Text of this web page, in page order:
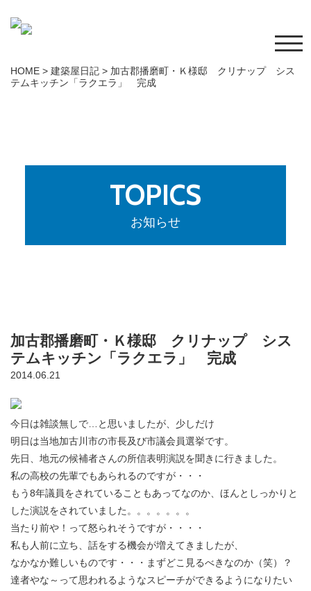
HOME > 建築屋日記 > 加古郡播磨町・Ｋ様邸 クリナップ シス
テムキッチン「ラクエラ」 完成
TOPICS
お知らせ
加古郡播磨町・Ｋ様邸 クリナップ シス
テムキッチン「ラクエラ」 完成
2014.06.21
今日は雑談無しで…と思いましたが、少しだけ
明日は当地加古川市の市長及び市議会員選挙です。
先日、地元の候補者さんの所信表明演説を聞きに行きました。
私の高校の先輩でもあられるのですが・・・
もう8年議員をされていることもあってなのか、ほんとしっかりと
した演説をされていました。。。。。。。
当たり前や！って怒られそうですが・・・・
私も人前に立ち、話をする機会が増えてきましたが、
なかなか難しいものです・・・まずどこ見るべきなのか（笑）？
達者やな～って思われるようなスピーチができるようになりたい